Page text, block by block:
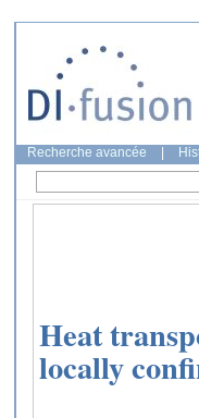
Recherche avancée
Heat
locally